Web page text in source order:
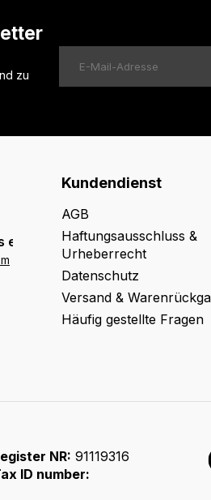
zu
eine E-Mail:
Kundendienst
AGB
Haftungsausschluss &
Urheberrecht
Datenschutz
Versand &
Häufig gestellte Fragen
NR: 91119316
ID number: